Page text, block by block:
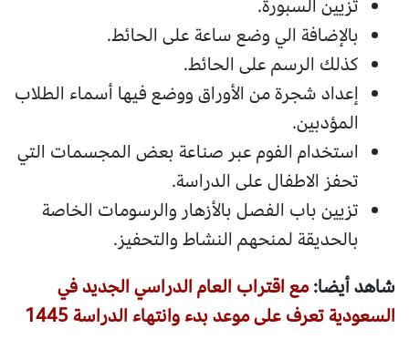
تزيين السبورة.
بالإضافة الي وضع ساعة على الحائط.
كذلك الرسم على الحائط.
إعداد شجرة من الأوراق ووضع فيها أسماء الطلاب
المؤدبين.
استخدام الفوم عبر صناعة بعض المجسمات التي
تحفز الاطفال على الدراسة.
تزيين باب الفصل بالأزهار والرسومات الخاصة
بالحديقة لمنحهم النشاط والتحفيز.
شاهد أيضا:مع اقتراب العام الدراسي الجديد في
السعودية تعرف على موعد بدء وانتهاء الدراسة 1445